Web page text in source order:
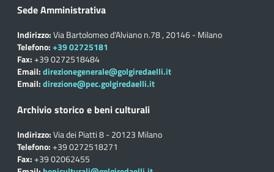
Sede Amministrativa
Indirizzo:Via Bartolomeo d'Alviano n.78 , 20146 - Milano
Telefono:+39 02725181
Fax:+39 0272518484
Email:direzionegenerale@golgiredaelli.it
Email:direzione@pec.golgiredaelli.it
Archivio storico e beni culturali
Indirizzo:Via dei Piatti 8 - 20123 Milano
Telefono:+39 0272518271
Fax:+39 02062455